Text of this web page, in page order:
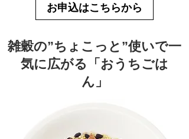
お申込はこちらから
雑穀の”ちょこっと”使いで一
気に広がる「おうちごは
ん」